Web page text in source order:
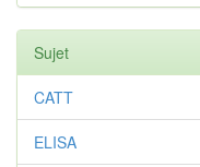
Sujet
CATT
ELISA